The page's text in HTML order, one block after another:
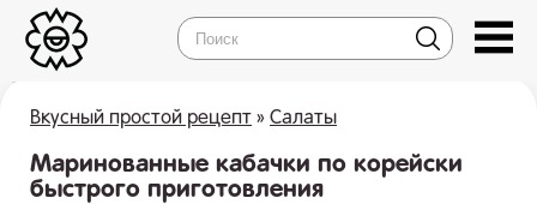
Вкусный простой рецепт » Салаты
Маринованные кабачки по корейски
быстрого приготовления